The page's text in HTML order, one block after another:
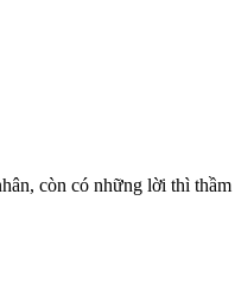
còn có những lời thì